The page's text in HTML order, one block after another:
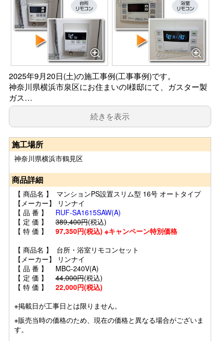
2025年9月20日(土)の施工事例(工事事例)です。
神奈川県横浜市泉区にお住まいのI様邸にて、ガスター製
ガス…
続きを表示
施工場所
神奈川県横浜市鶴見区
商品詳細
【 商品名 】 マンションPS設置スリム型 16号 オートタイプ
【メーカー】 リンナイ
【 品 番 】 RUF-SA1615SAW(A)
【 定 価 】 389,400円(税込)
【 特 価 】 97,350円(税込) ※キャンペーン特別価格
【 商品名 】 台所・浴室リモコンセット
【メーカー】 リンナイ
【 品 番 】 MBC-240V(A)
【 定 価 】 44,000円(税込)
【 特 価 】 22,000円(税込)
※掲載日が工事日とは限りません。
※販売当時の価格のため、現在の価格と異なる場合がございま
す。